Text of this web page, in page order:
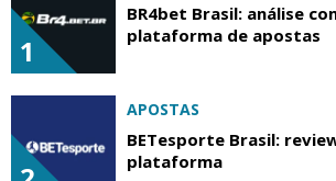
1
BR4bet Brasil: análise
plataforma de apostas
APOSTAS
BETesporte Brasil:
plataforma